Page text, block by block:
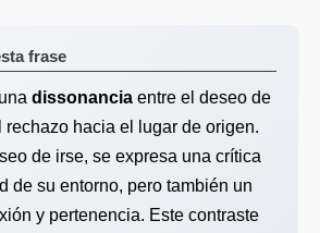
frase
dissonancia entre el deseo de
rechazo hacia el lugar de origen.
de irse, se expresa una crítica
de su entorno, pero también un
y pertenencia. Este contraste